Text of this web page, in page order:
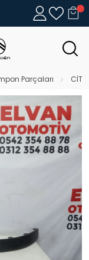
Parçaları